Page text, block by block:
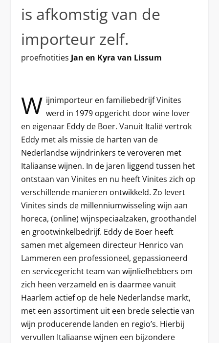
is afkomstig van de
importeur zelf.
proefnotities Jan en Kyra van Lissum
W ijnimporteur en familiebedrijf Vinites
werd in 1979 opgericht door wine lover
en eigenaar Eddy de Boer. Vanuit Italië vertrok
Eddy met als missie de harten van de
Nederlandse wijndrinkers te veroveren met
Italiaanse wijnen. In de jaren liggend tussen het
ontstaan van Vinites en nu heeft Vinites zich op
verschillende manieren ontwikkeld. Zo levert
Vinites sinds de millenniumwisseling wijn aan
horeca, (online) wijnspeciaalzaken, groothandel
en grootwinkelbedrijf. Eddy de Boer heeft
samen met algemeen directeur Henrico van
Lammeren een professioneel, gepassioneerd
en servicegericht team van wijnliefhebbers om
zich heen verzameld en is daarmee vanuit
Haarlem actief op de hele Nederlandse markt,
met een assortiment uit een brede selectie van
wijn producerende landen en regio’s. Hierbij
vervullen Italiaanse wijnen een bijzondere